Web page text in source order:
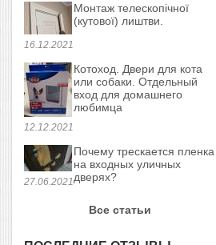
16.12.2021
Монтаж телескопічної
(кутової) лиштви.
12.12.2021
Котоход. Двери для кота
или собаки. Отдельный
вход для домашнего
любимца
27.06.2021
Почему трескается пленка
на входных уличных
дверях?
Все статьи